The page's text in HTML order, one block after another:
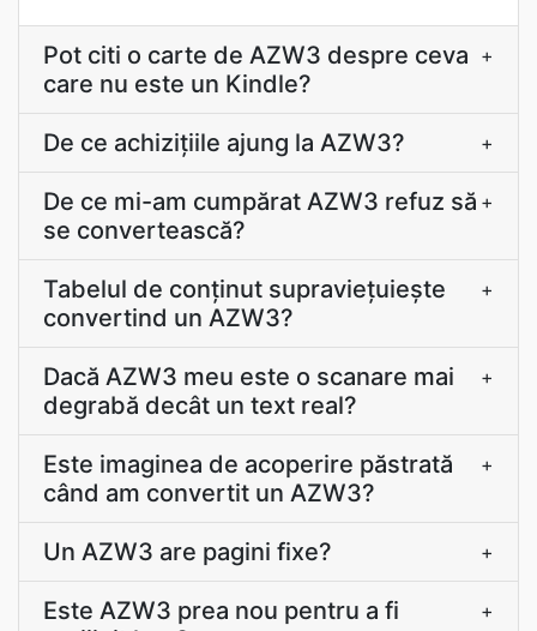
Pot citi o carte de AZW3 despre ceva
care nu este un Kindle?
+
De ce achiziţiile ajung la AZW3? +
De ce mi-am cumpărat AZW3 refuz să
se convertească?
+
Tabelul de conținut supraviețuiește
convertind un AZW3?
+
Dacă AZW3 meu este o scanare mai
degrabă decât un text real?
+
Este imaginea de acoperire păstrată
când am convertit un AZW3?
+
Un AZW3 are pagini fixe? +
Este AZW3 prea nou pentru a fi
+